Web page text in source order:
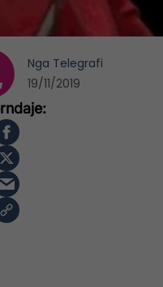
Nga Telegrafi
19/11/2019